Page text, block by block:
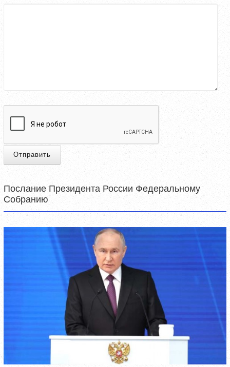
Отправить
Послание Президента России Федеральному
Собранию